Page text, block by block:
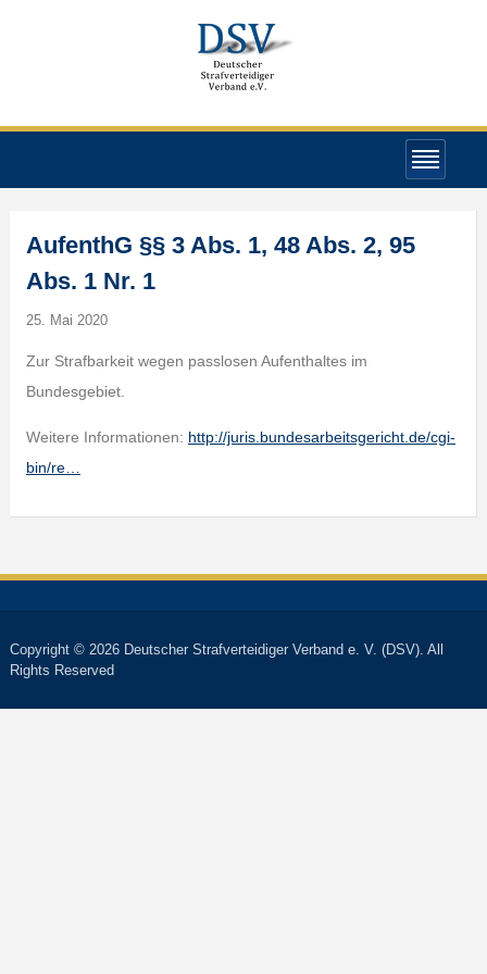
AufenthG §§ 3 Abs. 1, 48 Abs. 2, 95
Abs. 1 Nr. 1
25. Mai 2020
Zur Strafbarkeit wegen passlosen Aufenthaltes im
Bundesgebiet.
Weitere Informationen: http://juris.bundesarbeitsgericht.de/cgi-
bin/re…
Copyright © 2026 Deutscher Strafverteidiger Verband e. V. (DSV). All
Rights Reserved